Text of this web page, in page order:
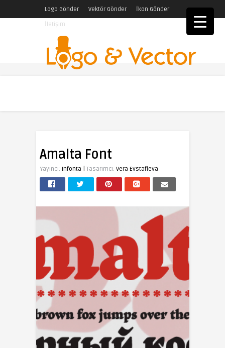
Logo Gönder Vektör Gönder
İkon Gönder
İletişim
Amalta Font
Yayıncı: Infonta |Tasarımcı: Vera Evstafieva